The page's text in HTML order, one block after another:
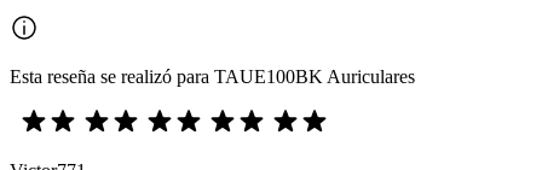
Esta reseña se realizó para TAUE100BK Auriculares